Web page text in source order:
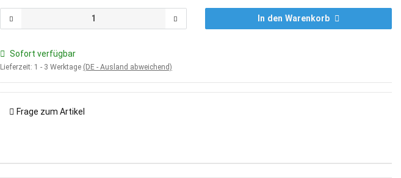
In den Warenkorb
Sofort verfügbar
Lieferzeit: 1 - 3 Werktage (DE - Ausland abweichend)
Frage zum Artikel